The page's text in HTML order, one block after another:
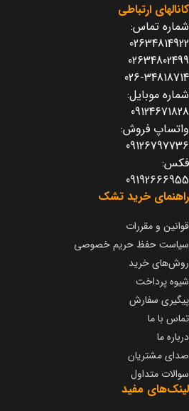
کانالهای ارتباطی
شماره تماس:
02634814922
02634802499
026-34818714
شماره موبایل:
09124671828
واتساپ فروش:
09126797736
فکس:
09192666955
راهنمای خرید تشک
قوانین و مقررات
سیاست حفظ حریم خصوصی
روش‌های خرید
شیوه پرداخت
پیگیری سفارش
تماس با ما
درباره ما
صدای مشتریان
سوالات متداول
لینک‌های مفید